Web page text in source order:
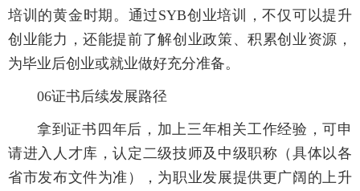
培训的黄金时期。通过SYB创业培训，不仅可以提升
创业能力，还能提前了解创业政策、积累创业资源，
为毕业后创业或就业做好充分准备。
06证书后续发展路径
拿到证书四年后，加上三年相关工作经验，可申
请进入人才库，认定二级技师及中级职称（具体以各
省市发布文件为准），为职业发展提供更广阔的上升